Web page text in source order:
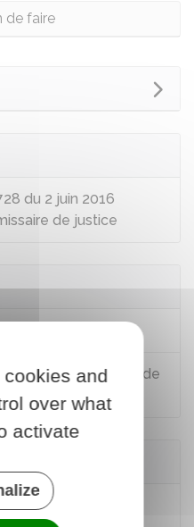
de faire
du 2 juin 2016
de justice
huissier de
commissaire de
and
over what
activate